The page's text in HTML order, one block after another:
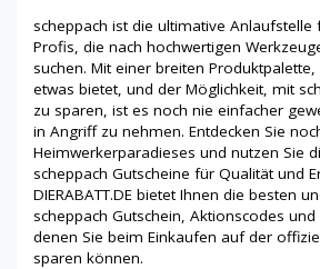
scheppach ist die ultimative Anlaufstelle
Profis, die nach hochwertigen
suchen. Mit einer breiten
etwas bietet, und der Möglichkeit, mit
zu sparen, ist es noch nie einfacher
in Angriff zu nehmen. Entdecken Sie
Heimwerkerparadieses und nutzen Sie
scheppach Gutscheine für Qualität und
DIERABATT.DE bietet Ihnen die besten
scheppach Gutschein, Aktionscodes
denen Sie beim Einkaufen auf der
sparen können.